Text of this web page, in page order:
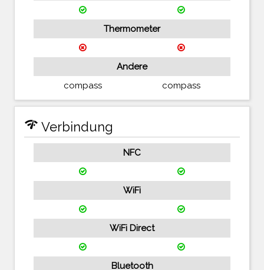
Thermometer
Andere
compass
compass
network_check Verbindung
NFC
WiFi
WiFi Direct
Bluetooth